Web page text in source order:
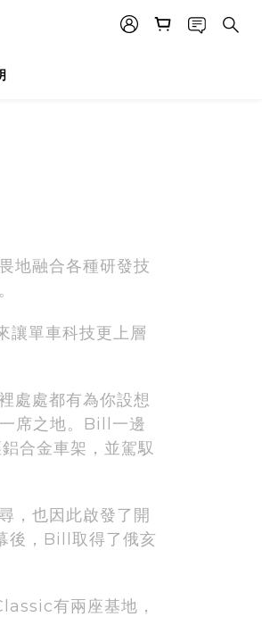
地融合各種研發技
單車科技更上層
處處都有為你設想
席之地。Bill一邊
合金車架，並駕馭
，也因此啟發了開
後，Bill取得了俄亥
有兩座基地，